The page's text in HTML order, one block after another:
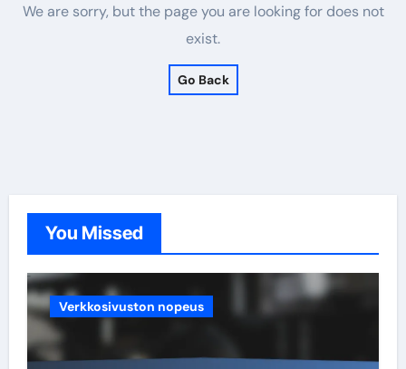
We are sorry, but the page you are looking for does not
exist.
Go Back
You Missed
Verkkosivuston nopeus